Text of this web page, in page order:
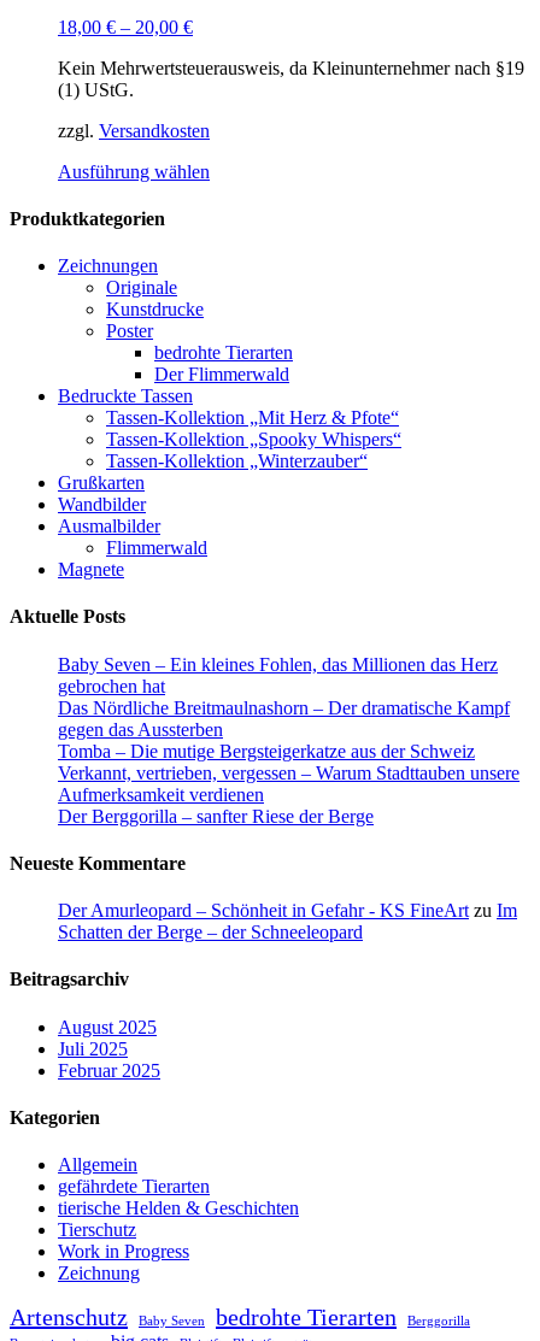
können
Produktseite
werden
18,00 € – 20,00 €
Kein Mehrwertsteuerausweis, da Kleinunternehmer nach §19
(1) UStG.
zzgl. Versandkosten
Ausführung wählen
können
auf
der
Produktseite
gewählt
werden
Produktkategorien
Zeichnungen
Originale
Kunstdrucke
Poster
bedrohte Tierarten
Der Flimmerwald
Bedruckte Tassen
Tassen-Kollektion „Mit Herz & Pfote“
Tassen-Kollektion „Spooky Whispers“
Tassen-Kollektion „Winterzauber“
Grußkarten
Wandbilder
Ausmalbilder
Flimmerwald
Magnete
Aktuelle Posts
Baby Seven – Ein kleines Fohlen, das Millionen das Herz
gebrochen hat
Das Nördliche Breitmaulnashorn – Der dramatische Kampf
gegen das Aussterben
Tomba – Die mutige Bergsteigerkatze aus der Schweiz
Verkannt, vertrieben, vergessen – Warum Stadttauben unsere
Aufmerksamkeit verdienen
Der Berggorilla – sanfter Riese der Berge
Neueste Kommentare
Der Amurleopard – Schönheit in Gefahr - KS FineArt zu Im
Schatten der Berge – der Schneeleopard
Beitragsarchiv
August 2025
Juli 2025
Februar 2025
Kategorien
Allgemein
gefährdete Tierarten
tierische Helden & Geschichten
Tierschutz
Work in Progress
Zeichnung
Artenschutz Baby Seven bedrohte Tierarten
Berggorilla